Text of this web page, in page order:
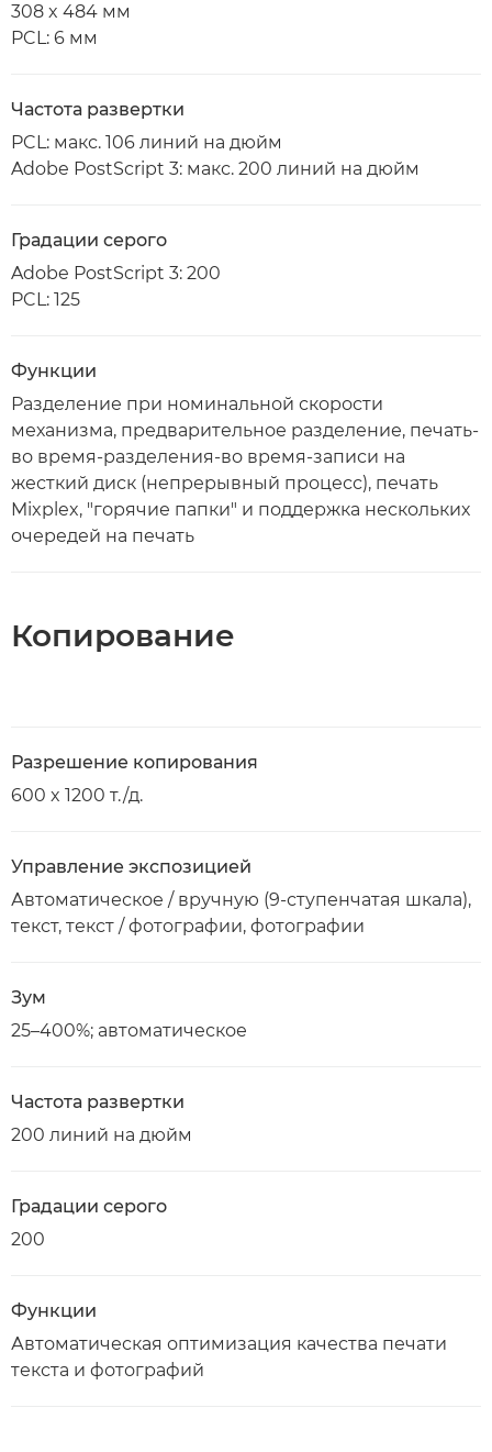
308 x 484 мм
PCL: 6 мм
Частота развертки
PCL: макс. 106 линий на дюйм
Adobe PostScript 3: макс. 200 линий на дюйм
Градации серого
Adobe PostScript 3: 200
PCL: 125
Функции
Разделение при номинальной скорости
механизма, предварительное разделение, печать-
во время-разделения-во время-записи на
жесткий диск (непрерывный процесс), печать
Mixplex, "горячие папки" и поддержка нескольких
очередей на печать
Копирование
Разрешение копирования
600 x 1200 т./д.
Управление экспозицией
Автоматическое / вручную (9-ступенчатая шкала),
текст, текст / фотографии, фотографии
Зум
25–400%; автоматическое
Частота развертки
200 линий на дюйм
Градации серого
200
Функции
Автоматическая оптимизация качества печати
текста и фотографий